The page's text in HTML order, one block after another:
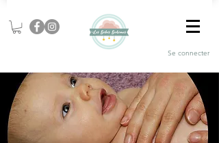
Se connecter